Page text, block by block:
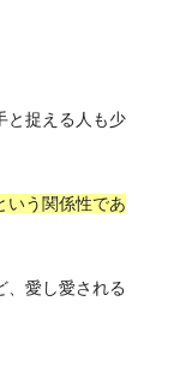
と捉える人も少
いう関係性であ
、愛し愛される